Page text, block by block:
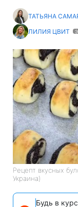
ТАТЬЯНА
ЛИЛИЯ ЦВИТ
Рецепт вкусных
Украина)
Будь в